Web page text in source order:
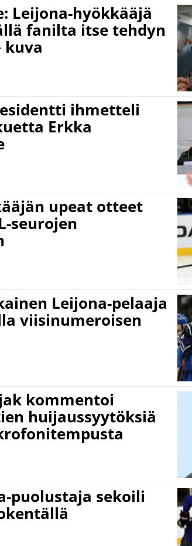
Leijona-hyökkääjä
fanilta itse tehdyn
ihmetteli
Erkka
upeat otteet
seurojen
Leijona-pelaaja
viisinumeroisen
kommentoi
huijaussyytöksiä
puolustaja sekoili